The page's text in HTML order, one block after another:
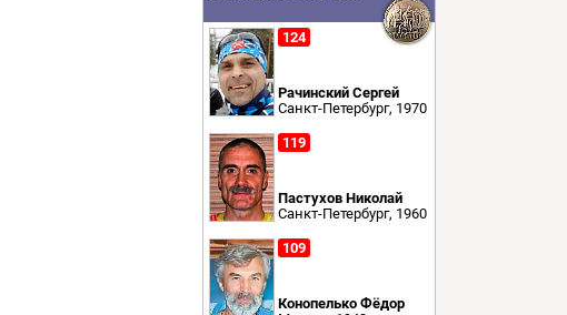
124
Рачинский Сергей
Санкт-Петербург, 1970
119
Пастухов Николай
Санкт-Петербург, 1960
109
Конопелько Фёдор